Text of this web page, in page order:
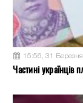
15:56, 31 Березня
Частині українців